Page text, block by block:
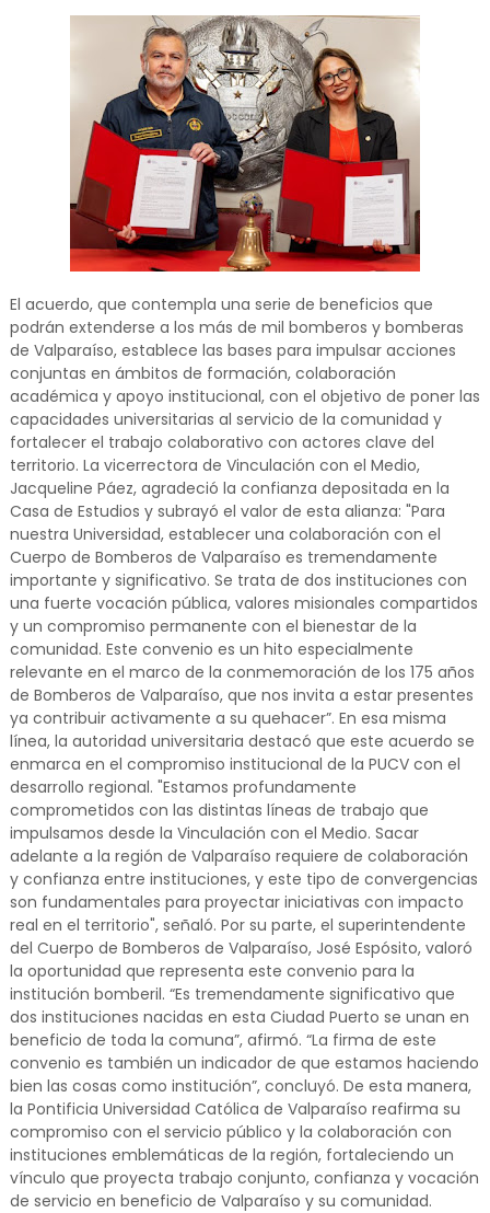
El acuerdo, que contempla una serie de beneficios que
podrán extenderse a los más de mil bomberos y bomberas
de Valparaíso, establece las bases para impulsar acciones
conjuntas en ámbitos de formación, colaboración
académica y apoyo institucional, con el objetivo de poner las
capacidades universitarias al servicio de la comunidad y
fortalecer el trabajo colaborativo con actores clave del
territorio. La vicerrectora de Vinculación con el Medio,
Jacqueline Páez, agradeció la confianza depositada en la
Casa de Estudios y subrayó el valor de esta alianza: "Para
nuestra Universidad, establecer una colaboración con el
Cuerpo de Bomberos de Valparaíso es tremendamente
importante y significativo. Se trata de dos instituciones con
una fuerte vocación pública, valores misionales compartidos
y un compromiso permanente con el bienestar de la
comunidad. Este convenio es un hito especialmente
relevante en el marco de la conmemoración de los 175 años
de Bomberos de Valparaíso, que nos invita a estar presentes
ya contribuir activamente a su quehacer”. En esa misma
línea, la autoridad universitaria destacó que este acuerdo se
enmarca en el compromiso institucional de la PUCV con el
desarrollo regional. "Estamos profundamente
comprometidos con las distintas líneas de trabajo que
impulsamos desde la Vinculación con el Medio. Sacar
adelante a la región de Valparaíso requiere de colaboración
y confianza entre instituciones, y este tipo de convergencias
son fundamentales para proyectar iniciativas con impacto
real en el territorio", señaló. Por su parte, el superintendente
del Cuerpo de Bomberos de Valparaíso, José Espósito, valoró
la oportunidad que representa este convenio para la
institución bomberil. “Es tremendamente significativo que
dos instituciones nacidas en esta Ciudad Puerto se unan en
beneficio de toda la comuna”, afirmó. “La firma de este
convenio es también un indicador de que estamos haciendo
bien las cosas como institución”, concluyó. De esta manera,
la Pontificia Universidad Católica de Valparaíso reafirma su
compromiso con el servicio público y la colaboración con
instituciones emblemáticas de la región, fortaleciendo un
vínculo que proyecta trabajo conjunto, confianza y vocación
de servicio en beneficio de Valparaíso y su comunidad.